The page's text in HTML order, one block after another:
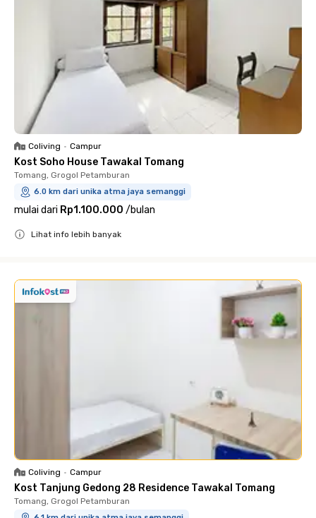
Coliving • Campur
Kost Soho House Tawakal Tomang
Tomang, Grogol Petamburan
6.0 km dari unika atma jaya semanggi
mulai dari Rp1.100.000 /bulan
Lihat info lebih banyak
Coliving • Campur
Kost Tanjung Gedong 28 Residence Tawakal Tomang
Tomang, Grogol Petamburan